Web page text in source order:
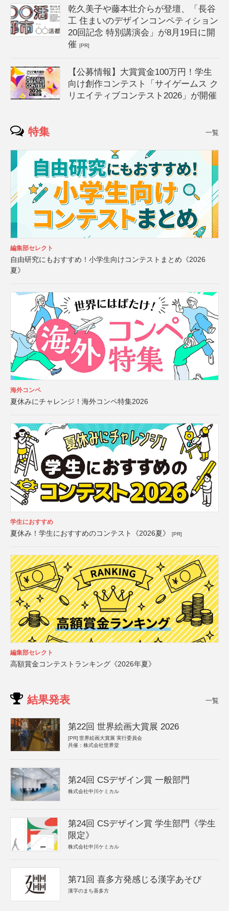
乾久美子や藤本壮介らが登壇、「長谷
工 住まいのデザインコンペティション
20回記念 特別講演会」が8月19日に開
催[PR]
【公募情報】大賞賞金100万円！学生
向け創作コンテスト「サイゲームス ク
リエイティブコンテスト2026」が開催
特集 一覧
編集部セレクト
自由研究にもおすすめ！小学生向けコンテストまとめ《2026
夏》
海外コンペ
夏休みにチャレンジ！海外コンペ特集2026
学生におすすめ
夏休み！学生におすすめのコンテスト《2026夏》 [PR]
編集部セレクト
高額賞金コンテストランキング《2026年夏》
結果発表 一覧
第22回 世界絵画大賞展 2026
[PR] 世界絵画大賞展 実行委員会
共催：株式会社世界堂
第24回 CSデザイン賞 一般部門
株式会社中川ケミカル
第24回 CSデザイン賞 学生部門《学生
限定》
株式会社中川ケミカル
第71回 喜多方発感じる漢字あそび
漢字のまち喜多方